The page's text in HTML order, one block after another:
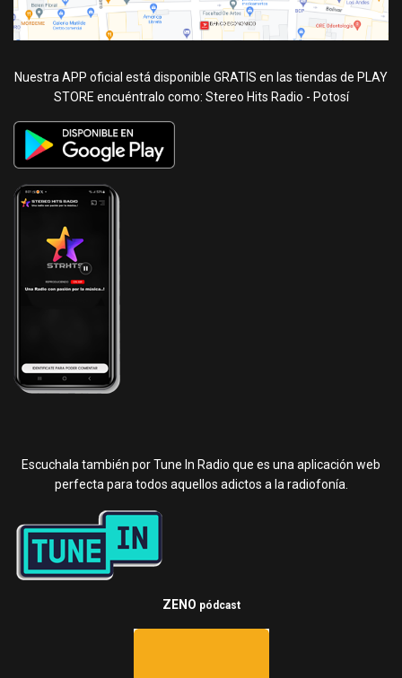
Nuestra APP oficial está disponible GRATIS en las tiendas de PLAY
STORE encuéntralo como: Stereo Hits Radio - Potosí
Escuchala también por Tune In Radio que es una aplicación web
perfecta para todos aquellos adictos a la radiofonía.
ZENO pódcast